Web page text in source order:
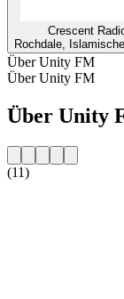
Crescent
Rochdale,
Über Unity FM
Über Unity FM
Über Unity
(11)